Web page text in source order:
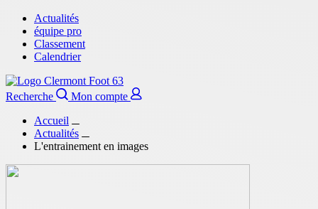
Actualités
équipe pro
Classement
Calendrier
Recherche
Mon compte
Accueil
Actualités
L'entrainement en images